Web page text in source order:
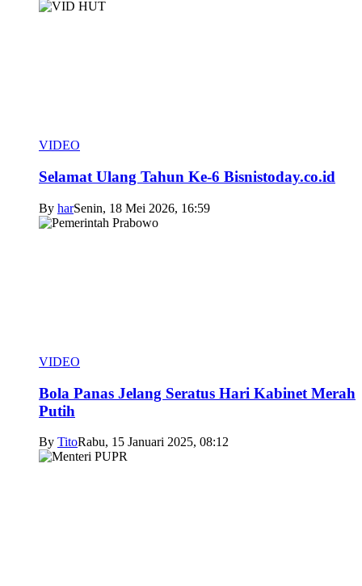
VIDEO
Selamat Ulang Tahun Ke-6 Bisnistoday.co.id
By harSenin, 18 Mei 2026, 16:59
VIDEO
Bola Panas Jelang Seratus Hari Kabinet Merah
Putih
By TitoRabu, 15 Januari 2025, 08:12